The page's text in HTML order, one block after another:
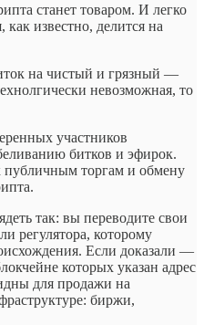
станет товаром. И легко
как известно, делится на
на чистый и грязный —
невозможная, то
участников
битков и эфирок.
публичным торгам и обмену
так: вы переводите свои
регулятора, которому
Если доказали —
которых указан адрес
для продажи на
биржи,